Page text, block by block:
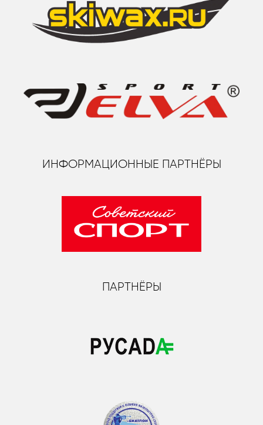
ИНФОРМАЦИОННЫЕ ПАРТНЁРЫ
ПАРТНЁРЫ